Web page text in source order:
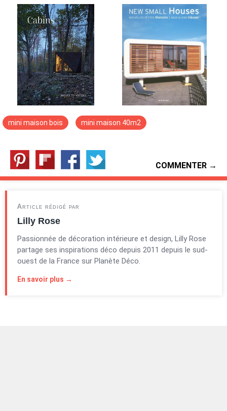
mini maison bois mini maison 40m2
COMMENTER →
Article rédigé par
Lilly Rose
Passionnée de décoration intérieure et design, Lilly Rose
partage ses inspirations déco depuis 2011 depuis le sud-
ouest de la France sur Planète Déco.
En savoir plus →